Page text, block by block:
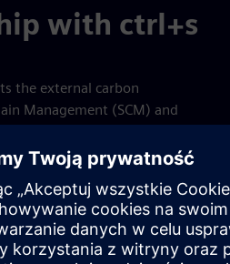
with ctrl+s
the external carbon
Management (SCM) and
the carbon web
learn about your own
measures. By
share your
towards a net-zero